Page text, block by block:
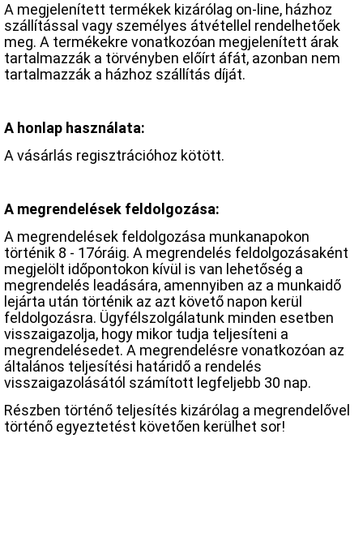
A megjelenített termékek kizárólag on-line, házhoz
szállítással vagy személyes átvétellel rendelhetőek
meg. A termékekre vonatkozóan megjelenített árak
tartalmazzák a törvényben előírt áfát, azonban nem
tartalmazzák a házhoz szállítás díját.
A honlap használata:
A vásárlás regisztrációhoz kötött.
A megrendelések feldolgozása:
A megrendelések feldolgozása munkanapokon
történik 8 - 17óráig. A megrendelés feldolgozásaként
megjelölt időpontokon kívül is van lehetőség a
megrendelés leadására, amennyiben az a munkaidő
lejárta után történik az azt követő napon kerül
feldolgozásra. Ügyfélszolgálatunk minden esetben
visszaigazolja, hogy mikor tudja teljesíteni a
megrendelésedet. A megrendelésre vonatkozóan az
általános teljesítési határidő a rendelés
visszaigazolásától számított legfeljebb 30 nap.
Részben történő teljesítés kizárólag a megrendelővel
történő egyeztetést követően kerülhet sor!